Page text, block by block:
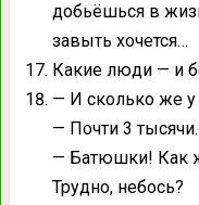
добьёшься в
завыть хочется…
Какие люди — и
— И сколько же у
— Почти 3 тысячи.
— Батюшки! Как
Трудно, небось?